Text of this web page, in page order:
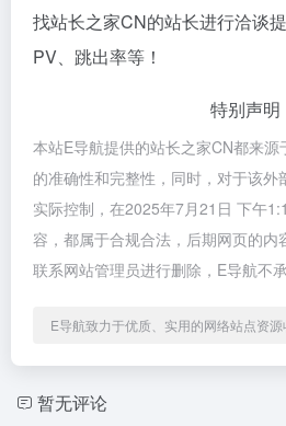
找站长之家CN的站长进行洽谈提
PV、跳出率等！
特别声明
本站E导航提供的站长之家CN都来
的准确性和完整性，同时，对于该外
实际控制，在2025年7月21日 下午
容，都属于合规合法，后期网页的内
联系网站管理员进行删除，E导航不承
E导航致力于优质、实用的网络站点资源
暂无评论